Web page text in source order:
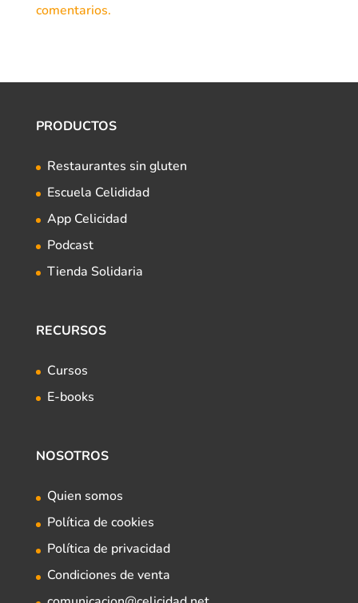
comentarios.
PRODUCTOS
Restaurantes sin gluten
Escuela Celididad
App Celicidad
Podcast
Tienda Solidaria
RECURSOS
Cursos
E-books
NOSOTROS
Quien somos
Política de cookies
Política de privacidad
Condiciones de venta